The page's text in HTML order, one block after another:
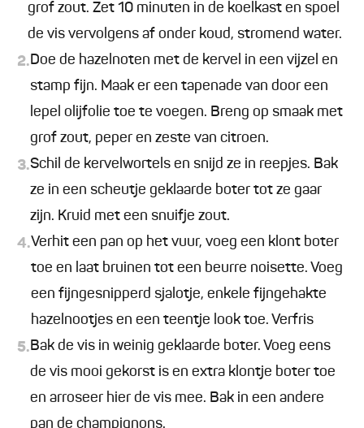
grof zout. Zet 10 minuten in de koelkast en spoel
de vis vervolgens af onder koud, stromend water.
2. Doe de hazelnoten met de kervel in een vijzel en
stamp fijn. Maak er een tapenade van door een
lepel olijfolie toe te voegen. Breng op smaak met
grof zout, peper en zeste van citroen.
3.Schil de kervelwortels en snijd ze in reepjes. Bak
ze in een scheutje geklaarde boter tot ze gaar
zijn. Kruid met een snuifje zout.
4.Verhit een pan op het vuur, voeg een klont boter
toe en laat bruinen tot een beurre noisette. Voeg
een fijngesnipperd sjalotje, enkele fijngehakte
hazelnootjes en een teentje look toe. Verfris
5. Bak de vis in weinig geklaarde boter. Voeg eens
de vis mooi gekorst is en extra klontje boter toe
en arroseer hier de vis mee. Bak in een andere
pan de champignons.